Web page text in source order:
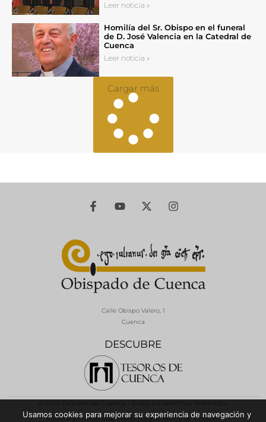
Leer noticia »
Homilía del Sr. Obispo en el funeral
de D. José Valencia en la Catedral de
Cuenca
Leer noticia »
Cargar más
DESCUBRE
Calle Obispo Valero, 1
Cuenca
Política de Privacidad / Aviso LegalPolítica de Cookies
Usamos cookies para mejorar su experiencia de navegación y